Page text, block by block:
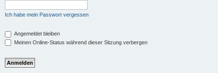
Ich habe mein Passwort vergessen
Angemeldet bleiben
Meinen Online-Status während dieser Sitzung verbergen